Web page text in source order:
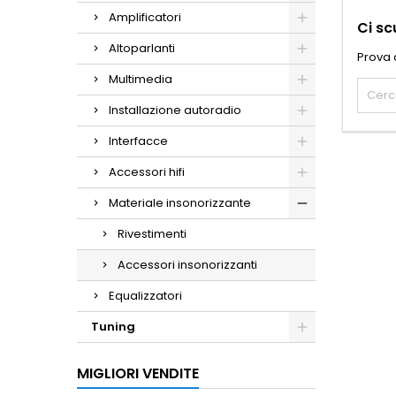
Amplificatori
Altoparlanti
Multimedia
Installazione autoradio
Interfacce
Accessori hifi
Materiale insonorizzante
Rivestimenti
Accessori insonorizzanti
Equalizzatori
Tuning
MIGLIORI VENDITE
Ci
Prova